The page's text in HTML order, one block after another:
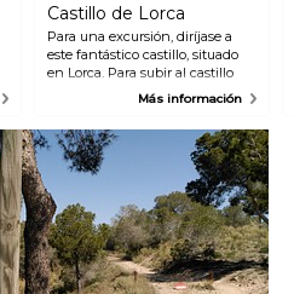
Castillo de Lorca
Para una excursión, diríjase a
este fantástico castillo, situado
en Lorca. Para subir al castillo
hay una pequeña carretera que
sale desde el centro de visitantes
de Lorca. En el castillo de Lorca
encontrará personal disfrazado
que trata de hacer que cada
parte del castillo vuelva a la vida.
Más información